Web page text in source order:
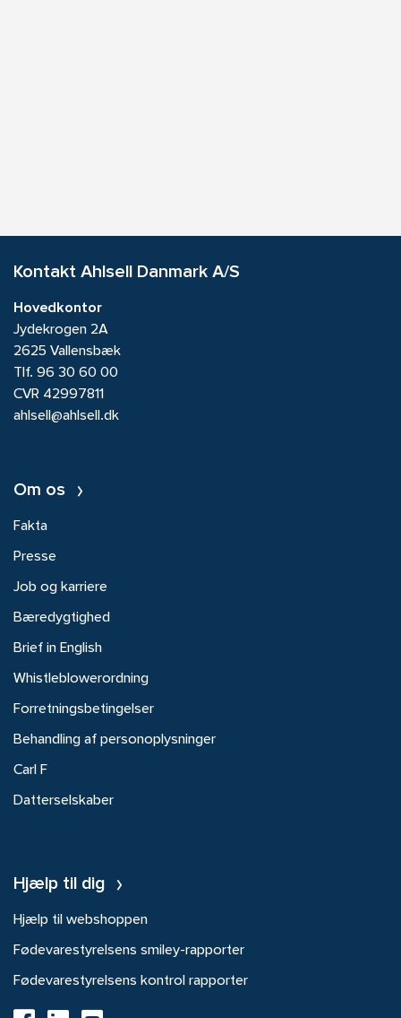
Kontakt Ahlsell Danmark A/S
Hovedkontor
Jydekrogen 2A
2625 Vallensbæk
Tlf. 96 30 60 00
CVR 42997811
ahlsell@ahlsell.dk
Om os
Fakta
Presse
Job og karriere
Bæredygtighed
Brief in English
Whistleblowerordning
Forretningsbetingelser
Behandling af personoplysninger
Carl F
Datterselskaber
Hjælp til dig
Hjælp til webshoppen
Fødevarestyrelsens smiley-rapporter
Fødevarestyrelsens kontrol rapporter